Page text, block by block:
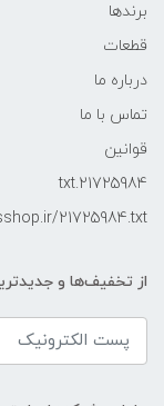
برندها
قطعات
درباره ما
تماس با ما
قوانین
21725984.txt
21725984.txt
از تخفیف‌ها و